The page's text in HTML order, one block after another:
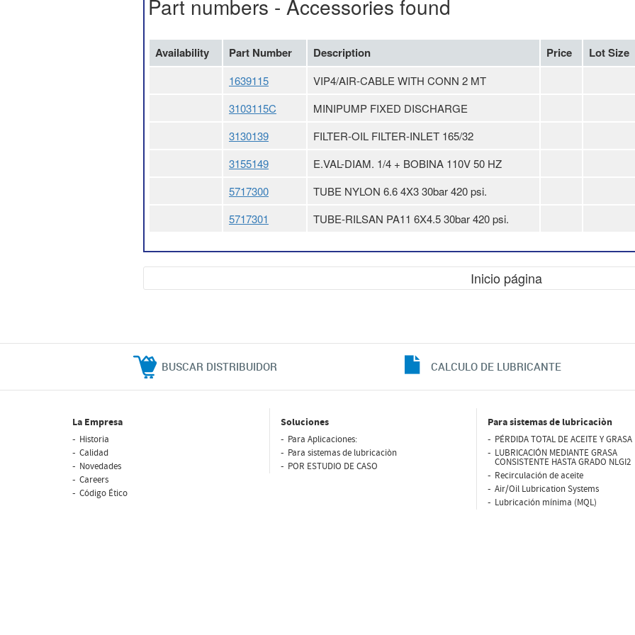
Part numbers - Accessories found
Availability Part Number Description Price Lot Size
1639115
VIP4/AIR-CABLE WITH CONN 2 MT
3103115C
MINIPUMP FIXED DISCHARGE
3130139
FILTER-OIL FILTER-INLET 165/32
3155149
E.VAL-DIAM. 1/4 + BOBINA 110V 50 HZ
5717300
TUBE NYLON 6.6 4X3 30bar 420 psi.
5717301
TUBE-RILSAN PA11 6X4.5 30bar 420 psi.
Inicio página
BUSCAR DISTRIBUIDOR CALCULO DE LUBRICANTE
La Empresa
Historia
Calidad
Novedades
Careers
Código Ético
Soluciones
Para Aplicaciones:
Para sistemas de lubricaciòn
POR ESTUDIO DE CASO
Para sistemas de lubricaciòn
PÉRDIDA TOTAL DE ACEITE Y GRASA
LUBRICACIÓN MEDIANTE GRASA
CONSISTENTE HASTA GRADO NLGI2
Recirculación de aceite
Air/Oil Lubrication Systems
Lubricación mínima (MQL)